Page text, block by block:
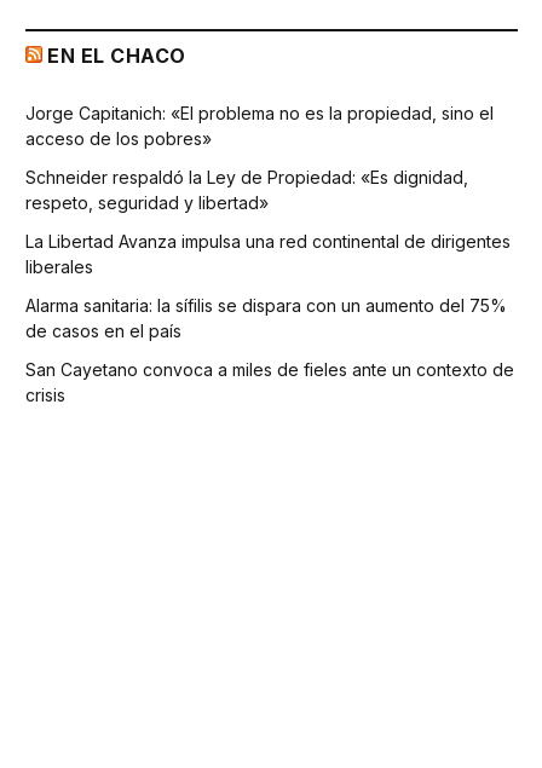
EN EL CHACO
Jorge Capitanich: «El problema no es la propiedad, sino el
acceso de los pobres»
Schneider respaldó la Ley de Propiedad: «Es dignidad,
respeto, seguridad y libertad»
La Libertad Avanza impulsa una red continental de dirigentes
liberales
Alarma sanitaria: la sífilis se dispara con un aumento del 75%
de casos en el país
San Cayetano convoca a miles de fieles ante un contexto de
crisis